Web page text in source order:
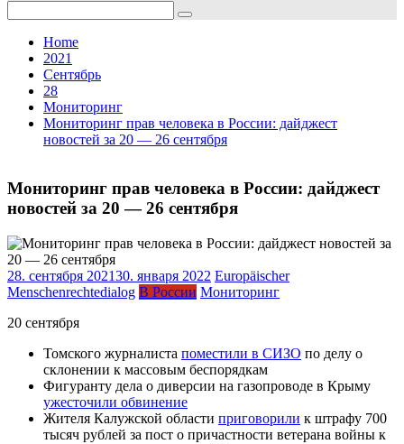
for:
Home
2021
Сентябрь
28
Мониторинг
Мониторинг прав человека в России: дайджест
новостей за 20 — 26 сентября
Мониторинг прав человека в России: дайджест
новостей за 20 — 26 сентября
28. сентября 202130. января 2022 Europäischer
Menschenrechtedialog В России Мониторинг
20 сентября
Томского журналиста поместили в СИЗО по делу о
склонении к массовым беспорядкам
Фигуранту дела о диверсии на газопроводе в Крыму
ужесточили обвинение
Жителя Калужской области приговорили к штрафу 700
тысяч рублей за пост о причастности ветерана войны к